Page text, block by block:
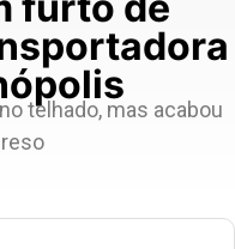
telhado, mas acabou